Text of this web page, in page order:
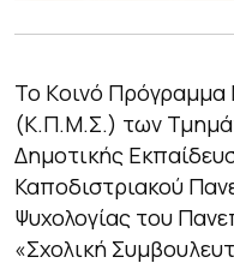
To Kοινό
(Κ.Π.Μ.Σ.) των
Δημοτικής
Καποδιστριακού
Ψυχολογίας του
«Σχολική